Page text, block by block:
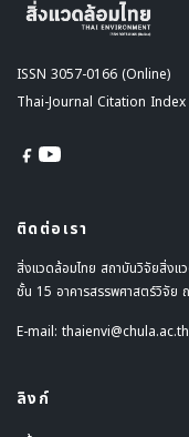
ISSN 3057-0166 (Online)
Thai-Journal Citation
ติดต่อเรา
สิ่งแวดล้อมไทย สถาบันวิจัยสิ่ง
ชั้น 15 อาคารสรรพศาสตร์วิจัย
E-mail: thaienvi@chula.ac.th
ลิงก์